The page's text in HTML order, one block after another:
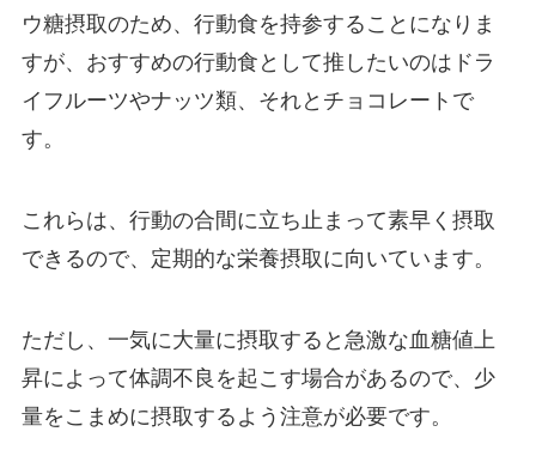
ウ糖摂取のため、行動食を持参することになりま
すが、おすすめの行動食として推したいのはドラ
イフルーツやナッツ類、それとチョコレートで
す。
これらは、行動の合間に立ち止まって素早く摂取
できるので、定期的な栄養摂取に向いています。
ただし、一気に大量に摂取すると急激な血糖値上
昇によって体調不良を起こす場合があるので、少
量をこまめに摂取するよう注意が必要です。